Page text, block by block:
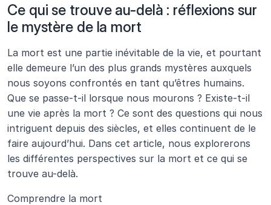
Ce qui se trouve au-delà : réflexions sur
le mystère de la mort
La mort est une partie inévitable de la vie, et pourtant
elle demeure l’un des plus grands mystères auxquels
nous soyons confrontés en tant qu’êtres humains.
Que se passe-t-il lorsque nous mourons ? Existe-t-il
une vie après la mort ? Ce sont des questions qui nous
intriguent depuis des siècles, et elles continuent de le
faire aujourd’hui. Dans cet article, nous explorerons
les différentes perspectives sur la mort et ce qui se
trouve au-delà.
Comprendre la mort